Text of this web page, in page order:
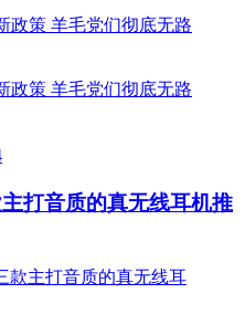
打音质的真无线耳机推